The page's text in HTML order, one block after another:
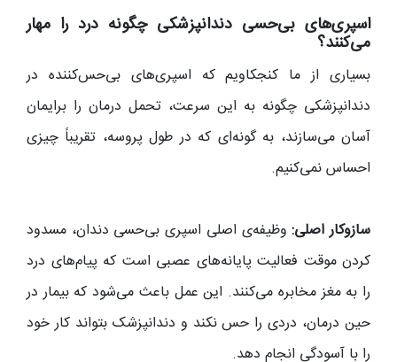
اسپری‌های بی‌حسی دندانپزشکی چگونه درد را مهار
می‌کنند؟
بسیاری از ما کنجکاویم که اسپری‌های بی‌حس‌کننده در
دندانپزشکی چگونه به این سرعت، تحمل درمان را برایمان
آسان می‌سازند، به گونه‌ای که در طول پروسه، تقریباً چیزی
احساس نمی‌کنیم.
سازوکار اصلی:وظیفه‌ی اصلی اسپری بی‌حسی دندان، مسدود
کردن موقت فعالیت پایانه‌های عصبی است که پیام‌های درد
را به مغز مخابره می‌کنند. این عمل باعث می‌شود که بیمار در
حین درمان، دردی را حس نکند و دندانپزشک بتواند کار خود
را با آسودگی انجام دهد.